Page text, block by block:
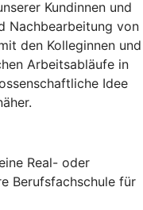
Kundinnen und
Nachbearbeitung von
den Kolleginnen und
Arbeitsabläufe in
Idee
Real- oder
Berufsfachschule für